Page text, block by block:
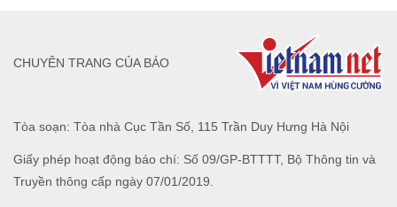
Tòa soạn: Tòa nhà Cục Tần Số, 115 Trần Duy Hưng Hà Nội
Giấy phép hoạt động báo chí: Số 09/GP-BTTTT, Bộ Thông tin và
Truyền thông cấp ngày 07/01/2019.
CHUYÊN TRANG CỦA BÁO